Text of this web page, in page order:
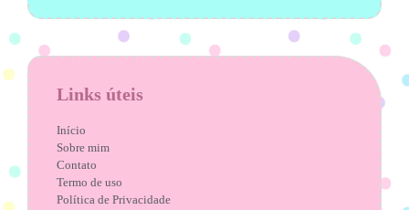
Links úteis
Início
Sobre mim
Contato
Termo de uso
Política de Privacidade